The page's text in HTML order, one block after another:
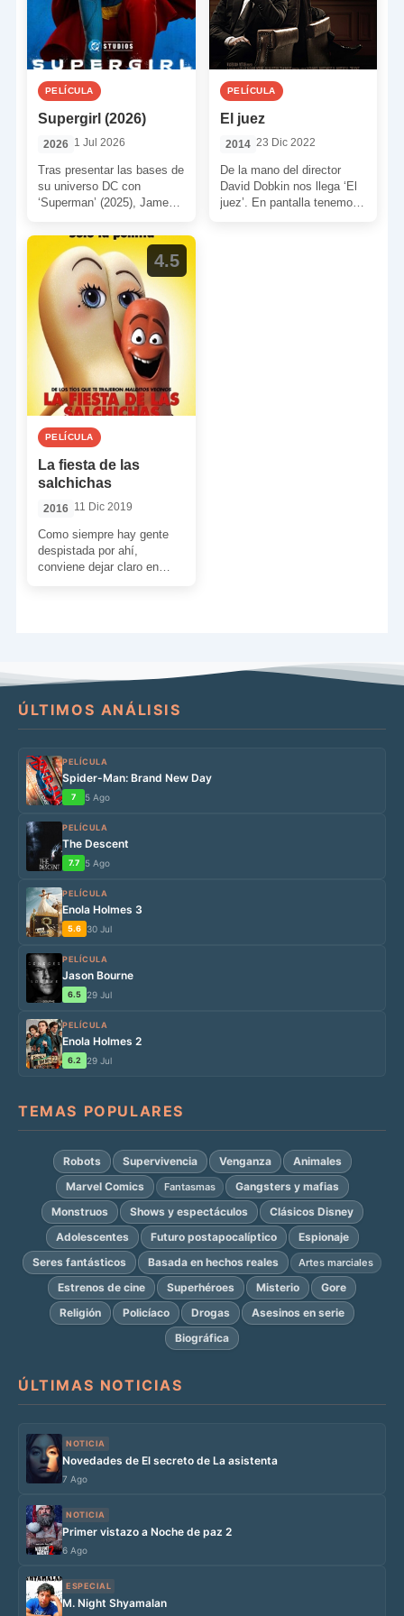
PELÍCULA
Supergirl (2026)
2026 1 Jul 2026
Tras presentar las bases de
su universo DC con
‘Superman’ (2025), James
Kara sirve […]
PELÍCULA
El juez
2014 23 Dic 2022
De la mano del director
David Dobkin nos llega ‘El
juez’. En pantalla tenemos
4.5
PELÍCULA
La fiesta de las
salchichas
2016 11 Dic 2019
Como siempre hay gente
despistada por ahí,
conviene dejar claro en
ÚLTIMOS ANÁLISIS
PELÍCULA
Spider-Man: Brand New Day
7 5 Ago
PELÍCULA
The Descent
7.7 5 Ago
PELÍCULA
Enola Holmes 3
5.6 30 Jul
PELÍCULA
Jason Bourne
6.5 29 Jul
PELÍCULA
Enola Holmes 2
6.2 29 Jul
TEMAS POPULARES
Robots Supervivencia Venganza
Animales
Marvel Comics
Fantasmas
Gangsters y mafias
Monstruos
Shows y espectáculos
Clásicos Disney
Adolescentes
Futuro postapocalíptico
Espionaje
Seres fantásticos
Basada en hechos reales Artes marciales
Estrenos de cine Superhéroes Misterio
Gore
Religión
Policíaco Drogas
Asesinos en serie
Biográfica
ÚLTIMAS NOTICIAS
NOTICIA
Novedades de El secreto de La asistenta
7 Ago
NOTICIA
Primer vistazo a Noche de paz 2
6 Ago
ESPECIAL
M. Night Shyamalan